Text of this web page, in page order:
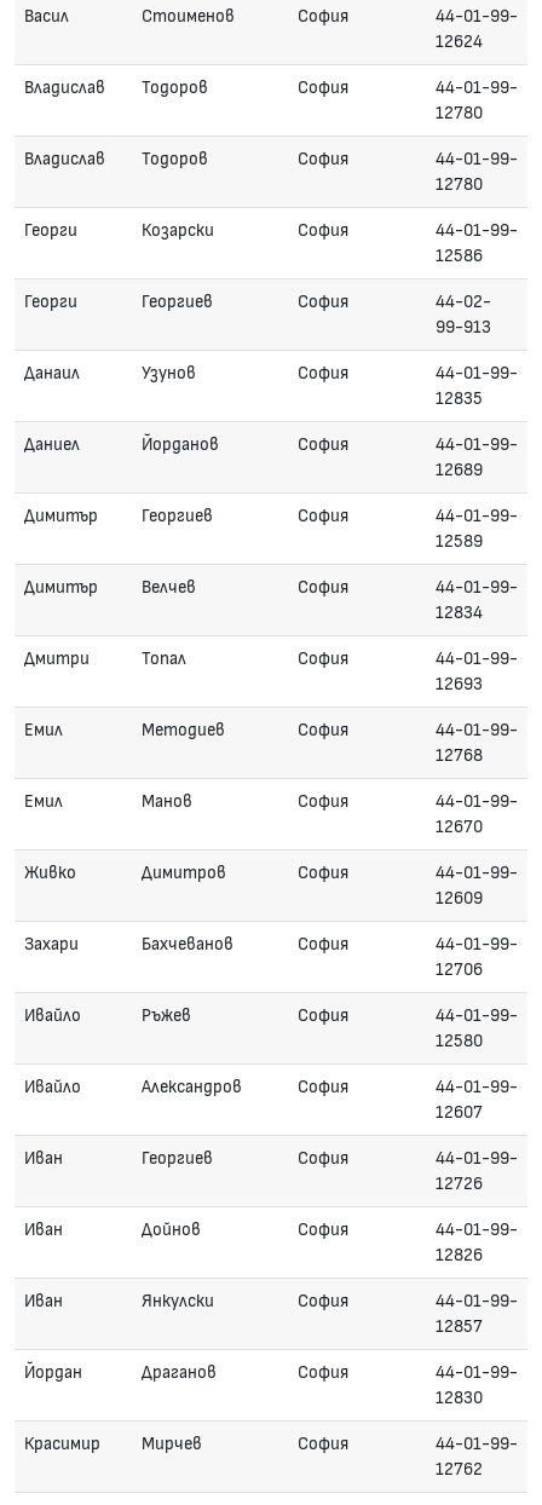
Васил Стоименов София
44-01-99-
12624
Владислав Тодоров София
44-01-99-
12780
Владислав Тодоров София
44-01-99-
12780
Георги Козарски София
44-01-99-
12586
Георги Георгиев София
44-02-
99-913
Данаил Узунов София
44-01-99-
12835
Даниел Йорданов София
44-01-99-
12689
Димитър Георгиев София
44-01-99-
12589
Димитър Велчев София
44-01-99-
12834
Дмитри Топал София
44-01-99-
12693
Емил Методиев София
44-01-99-
12768
Емил Манов София
44-01-99-
12670
Живко Димитров София
44-01-99-
12609
Захари Бахчеванов София
44-01-99-
12706
Ивайло Ръжев София
44-01-99-
12580
Ивайло Александров София
44-01-99-
12607
Иван Георгиев София
44-01-99-
12726
Иван Дойнов София
44-01-99-
12826
Иван Янкулски София
44-01-99-
12857
Йордан Драганов София
44-01-99-
12830
Красимир Мирчев София
44-01-99-
12762